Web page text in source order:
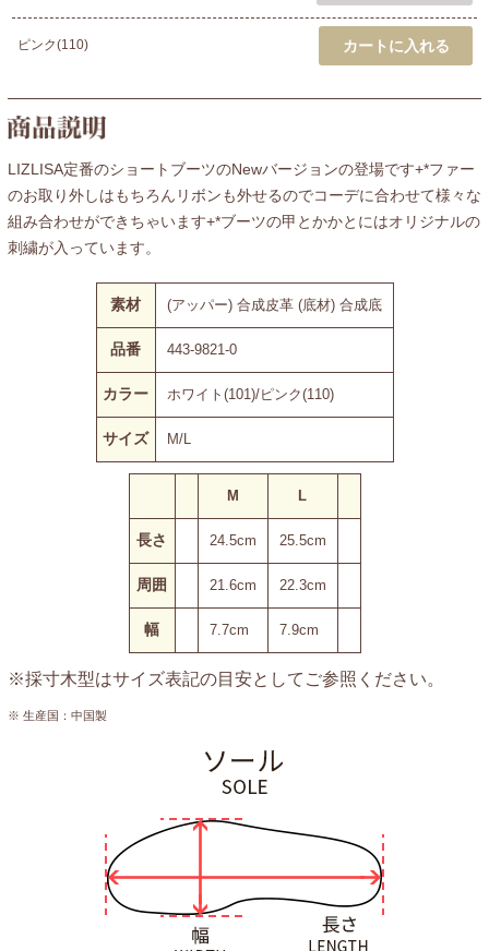
ピンク(110)
LIZLISA定番のショートブーツのNewバージョンの登場です+*ファー
のお取り外しはもちろんリボンも外せるのでコーデに合わせて様々な
組み合わせができちゃいます+*ブーツの甲とかかとにはオリジナルの
刺繍が入っています。
素材 (アッパー) 合成皮革 (底材) 合成底
品番 443-9821-0
カラー ホワイト(101)/ピンク(110)
サイズ M/L
M L
長さ 24.5cm 25.5cm
周囲 21.6cm 22.3cm
幅 7.7cm 7.9cm
※採寸木型はサイズ表記の目安としてご参照ください。
※ 生産国：中国製